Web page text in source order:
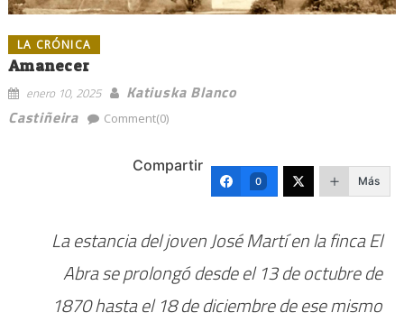
LA CRÓNICA
Amanecer
enero 10, 2025
Katiuska Blanco
Castiñeira
Comment(0)
Compartir
0 Más
La estancia del joven José Martí en la finca El
Abra se prolongó desde el 13 de octubre de
1870 hasta el 18 de diciembre de ese mismo